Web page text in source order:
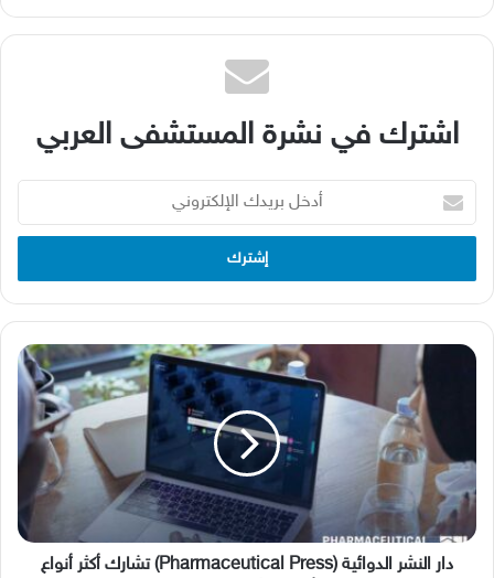
اشترك في نشرة المستشفى العربي
بريدك
الإلكتروني
دار
(Pharmaceutical
Press)
تشارك
أكثر
أنواع
أخطاء
الأدوية
دار النشر الدوائية (Pharmaceutical Press) تشارك أكثر أنواع